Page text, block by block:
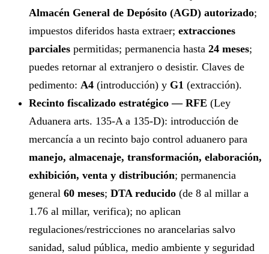
Almacén General de Depósito (AGD) autorizado;
impuestos diferidos hasta extraer; extracciones
parciales permitidas; permanencia hasta 24 meses;
puedes retornar al extranjero o desistir. Claves de
pedimento: A4 (introducción) y G1 (extracción).
Recinto fiscalizado estratégico — RFE (Ley
Aduanera arts. 135-A a 135-D): introducción de
mercancía a un recinto bajo control aduanero para
manejo, almacenaje, transformación, elaboración,
exhibición, venta y distribución; permanencia
general 60 meses; DTA reducido (de 8 al millar a
1.76 al millar, verifica); no aplican
regulaciones/restricciones no arancelarias salvo
sanidad, salud pública, medio ambiente y seguridad